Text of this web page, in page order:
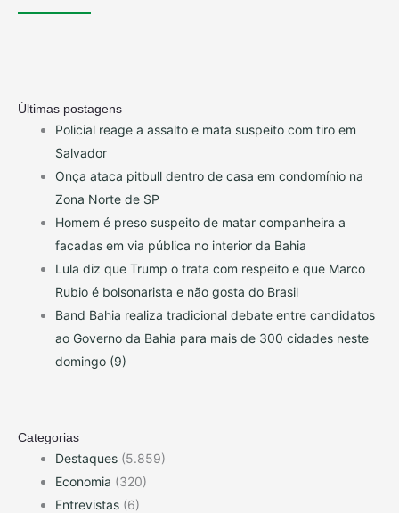
Últimas postagens
Policial reage a assalto e mata suspeito com tiro em
Salvador
Onça ataca pitbull dentro de casa em condomínio na
Zona Norte de SP
Homem é preso suspeito de matar companheira a
facadas em via pública no interior da Bahia
Lula diz que Trump o trata com respeito e que Marco
Rubio é bolsonarista e não gosta do Brasil
Band Bahia realiza tradicional debate entre candidatos
ao Governo da Bahia para mais de 300 cidades neste
domingo (9)
Categorias
Destaques (5.859)
Economia (320)
Entrevistas (6)